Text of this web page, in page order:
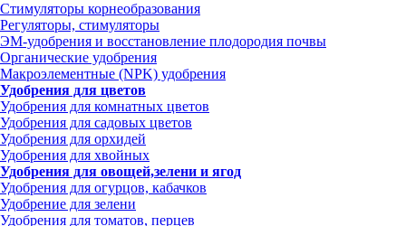
Стимуляторы корнеобразования
Регуляторы, стимуляторы
ЭМ-удобрения и восстановление плодородия почвы
Органические удобрения
Макроэлементные (NPK) удобрения
Удобрения для цветов
Удобрения для комнатных цветов
Удобрения для садовых цветов
Удобрения для орхидей
Удобрения для хвойных
Удобрения для овощей,зелени и ягод
Удобрения для огурцов, кабачков
Удобрение для зелени
Удобрения для томатов, перцев